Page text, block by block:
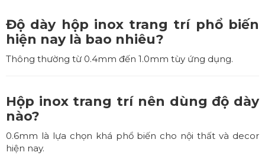
Độ dày hộp inox trang trí phổ biến
hiện nay là bao nhiêu?
Thông thường từ 0.4mm đến 1.0mm tùy ứng dụng.
Hộp inox trang trí nên dùng độ dày
nào?
0.6mm là lựa chọn khá phổ biến cho nội thất và decor
hiện nay.